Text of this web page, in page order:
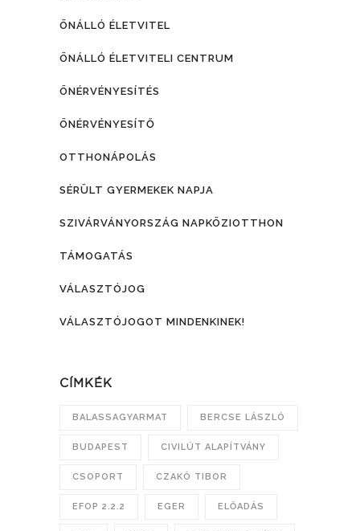
ÖNÁLLÓ ÉLETVITEL
ÖNÁLLÓ ÉLETVITELI CENTRUM
ÖNÉRVÉNYESÍTÉS
ÖNÉRVÉNYESÍTŐ
OTTHONÁPOLÁS
SÉRÜLT GYERMEKEK NAPJA
SZIVÁRVÁNYORSZÁG NAPKÖZIOTTHON
TÁMOGATÁS
VÁLASZTÓJOG
VÁLASZTÓJOGOT MINDENKINEK!
CÍMKÉK
BALASSAGYARMAT BERCSE LÁSZLÓ
BUDAPEST CIVILÚT ALAPÍTVÁNY
CSOPORT CZAKÓ TIBOR
EFOP 2.2.2 EGER ELŐADÁS